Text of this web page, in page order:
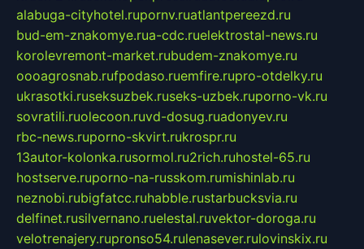
alabuga-cityhotel.rupornv.ruatlantpereezd.ru
bud-em-znakomye.rua-cdc.ruelektrostal-news.ru
korolevremont-market.rubudem-znakomye.ru
oooagrosnab.rufpodaso.ruemfire.rupro-otdelky.ru
ukrasotki.ruseksuzbek.ruseks-uzbek.ruporno-vk.ru
sovratili.ruolecoon.ruvd-dosug.ruadonyev.ru
rbc-news.ruporno-skvirt.rukrospr.ru
13autor-kolonka.rusormol.ru2rich.ruhostel-65.ru
hostserve.ruporno-na-russkom.rumishinlab.ru
neznobi.rubigfatcc.ruhabble.rustarbucksvia.ru
delfinet.rusilvernano.ruelestal.ruvektor-doroga.ru
velotrenajery.rupronso54.rulenasever.rulovinskix.ru